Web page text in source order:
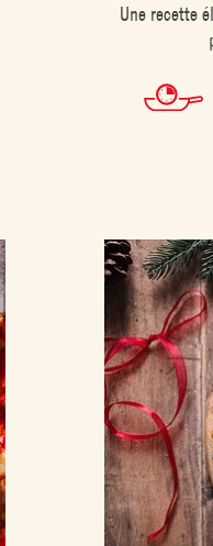
Une recette